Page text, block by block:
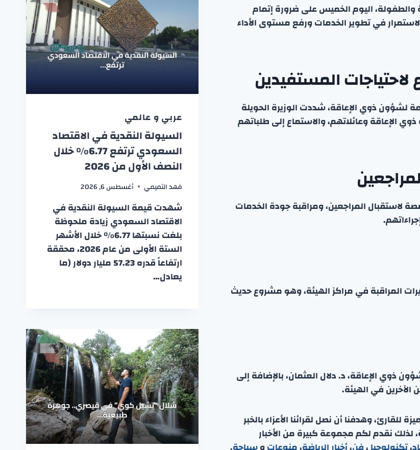
والطفولة، اليوم الخميس على ضرورة إتمام
في تطوير الخدمات ورفع مستوى الأداء
لاحتياجات المستفيدين
لشؤون ذوي الإعاقة، شددت الوزيرة الحويلة
ذوي الإعاقة وعائلاتهم، والاستماع إلى طلباتهم
لاستقبال المراجعين، ومراقبة جودة الخدمات
المراقبة في مراكز الهيئة، وهو مشروع حديث
ذوي الإعاقة، د. دلال العثمان، بالإضافة إلى
في الهيئة.
وهدفنا أن نصل لقرائنا الأعزاء بالخبر
لذلك نقدم لكم مجموعة كبيرة من الأخبار
عربي و عالمي
السيولة النقدية في الاقتصاد
السعودي ترتفع 6.77% خلال
النصف الأول من 2026
فهد التميمي أغسطس 6, 2026
شهدت قيمة السيولة النقدية في
الاقتصاد السعودي زيادة ملحوظة
بلغت نسبتها 6.77% خلال الأشهر
الستة الأولى من عام 2026، محققة
ارتفاعاً قدره 57.23 مليار دولار (ما
يعادل…